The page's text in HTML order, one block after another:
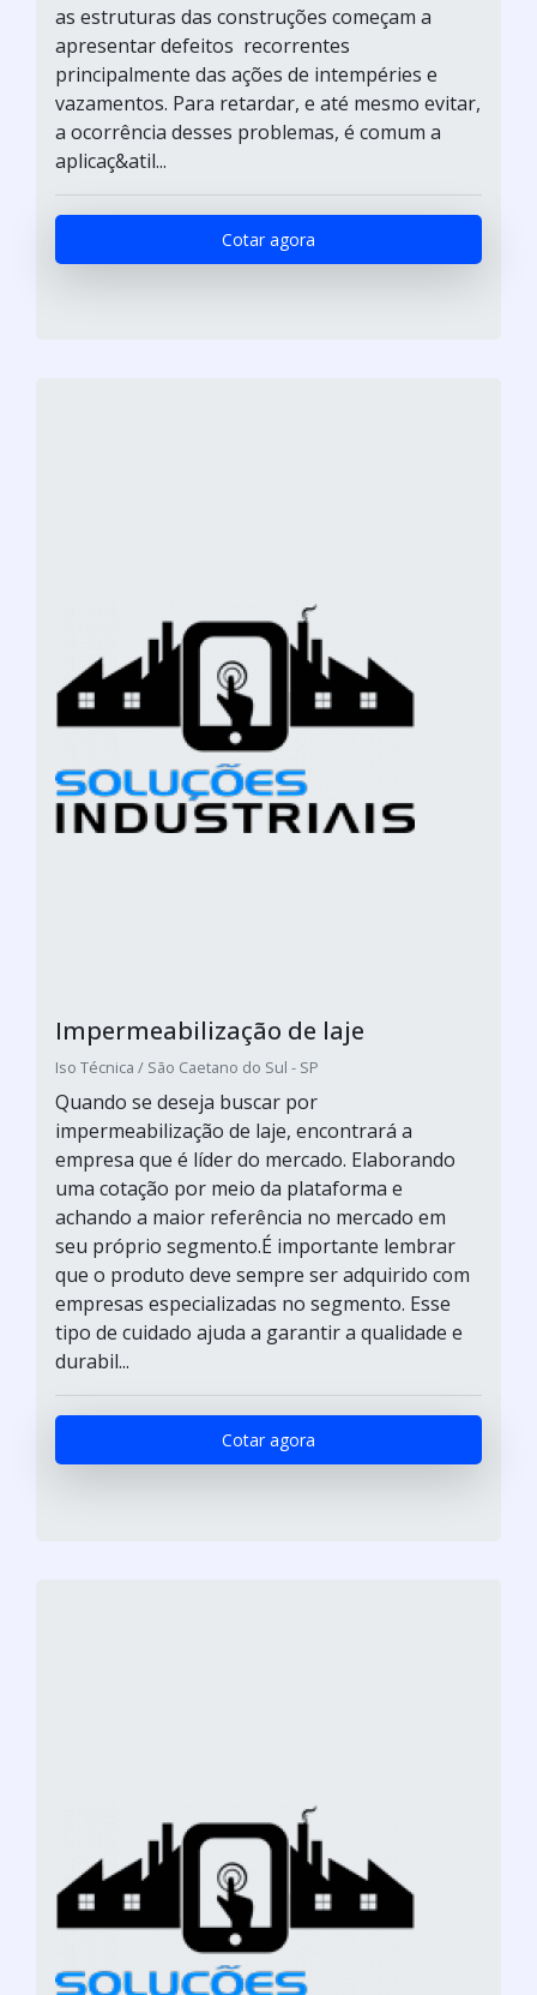
as estruturas das construções começam a
apresentar defeitos recorrentes
principalmente das ações de intempéries e
vazamentos. Para retardar, e até mesmo evitar,
a ocorrência desses problemas, é comum a
aplicaç&atil...
Cotar agora
Impermeabilização de laje
Iso Técnica / São Caetano do Sul - SP
Quando se deseja buscar por
impermeabilização de laje, encontrará a
empresa que é líder do mercado. Elaborando
uma cotação por meio da plataforma e
achando a maior referência no mercado em
seu próprio segmento.É importante lembrar
que o produto deve sempre ser adquirido com
empresas especializadas no segmento. Esse
tipo de cuidado ajuda a garantir a qualidade e
durabil...
Cotar agora